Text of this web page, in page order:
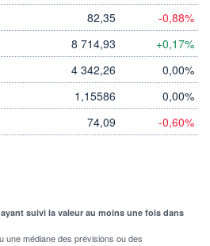
82,35 -0,88%
8 714,93 +0,17%
4 342,26 0,00%
1,15586 0,00%
74,09 -0,60%
suivi la valeur au moins une fois dans
une médiane des prévisions ou des